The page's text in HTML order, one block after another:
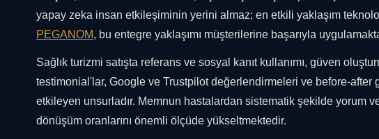
yapay zeka insan etkileşiminin yerini almaz; en etkili yaklaşım
PEGANOM, bu entegre yaklaşımı müşterilerine başarıyla
Sağlık turizmi satışta referans ve sosyal kanıt kullanımı, güven
testimonial'lar, Google ve Trustpilot değerlendirmeleri ve before-
etkileyen unsurladır. Memnun hastalardan sistematik şekilde yorum
dönüşüm oranlarını önemli ölçüde yükseltmektedir.